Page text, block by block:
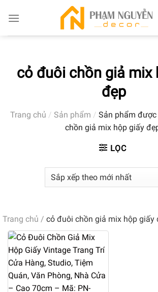
cỏ đuôi chồn giả mix
đẹp
Trang chủ / Sản phẩm / Sản phẩm được
chồn giả mix hộp giấy
LỌC
Trang chủ / cỏ đuôi chồn giả mix hộp giấy